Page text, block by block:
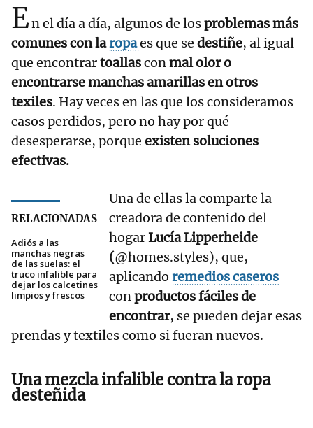
En el día a día, algunos de losproblemas más
comunes con laropaes que se destiñe, al igual
que encontrartoallasconmal olor o
encontrarse manchas amarillas en otros
texiles. Hay veces en las que los consideramos
casos perdidos, pero no hay por qué
desesperarse, porque existen soluciones
efectivas.
RELACIONADAS
Adiós a las
manchas negras
de las suelas: el
truco infalible para
dejar los calcetines
limpios y frescos
Una de ellas la comparte la
creadora de contenido del
hogarLucía Lipperheide
(@homes.styles), que,
aplicando remedios caseros
conproductos fáciles de
encontrar, se pueden dejar esas
prendas y textiles como si fueran nuevos.
Una mezcla infalible contra la ropa
desteñida